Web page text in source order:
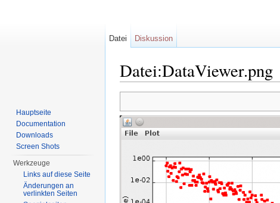
Datei:DataViewer.png
Datei Diskussion
Hauptseite
Documentation
Downloads
Screen Shots
Werkzeuge
Links auf diese Seite
Änderungen an
verlinkten Seiten